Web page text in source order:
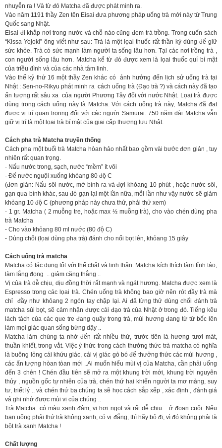
nhuyễn ra ! Và từ đó Matcha đã được phát minh ra.
Vào năm 1191 thầy Zen tên Eisai đưa phương pháp uống trà mới này từ Trung
Quốc sang Nhật.
Eisai đi khắp nơi trong nước và chỗ nào cũng đem trà trồng. Trong cuốn sách
“Kissa Yojoki” ông viết như sau: Trà là một lọai thuốc rất thần kỳ dùng để giữ
sức khỏe. Trà có sức mạnh làm người ta sống lâu hơn. Tại các nơi trồng trà ,
con người sống lâu hơn. Matcha kể từ đó được xem là lọai thuốc quí bí mật
của triều đình và của các nhà tâm linh.
Vào thế kỷ thứ 16 một thầy Zen khác có ảnh hưởng đến lịch sử uống trà tại
Nhật : Sen-no-Rikyu phát minh ra cách uống trà (Đạo trà ?) và cách này đã tạo
ấn tượng rất sâu xa của người Phương Tây đối với nước Nhật. Lọai trà được
dùng trong cách uống này là Matcha. Với cách uống trà này, Matcha đã đạt
được vị trí quan trọnng đối với các người Samurai. 750 năm dài Matcha vẫn
giữ vị trí là một lọai trà bí mật của giai cấp thượng lưu Nhật.
Cách pha trà Matcha truyền thống
Cách pha một buổi trà Matcha hòan hảo nhất bao gồm vài bước đơn giản , tuy
nhiên rất quan trọng.
- Nấu nước trong, sạch, nước “mềm” ít vôi
- Để nước nguội xuống khỏang 80 độ C
(đơn giản: Nấu sôi nước, mở bình ra và đợi khỏang 10 phút , hoặc nước sôi,
gạn qua bình khác, sau đó gạn lại một lần nữa, mỗi lần như vậy nước sẽ giảm
khỏang 10 độ C (phương pháp này chưa thử, phải thử xem)
- 1 gr. Matcha ( 2 muỗng tre, hoặc max ½ muỗng trà), cho vào chén dùng pha
trà Matcha
- Cho vào khỏang 80 ml nước (80 độ C)
- Dùng chổi (lọai dùng pha trà) đánh cho nổi bọt lên, khỏang 15 giây
Cách uống trà matcha
Matcha có tác dụng tốt với thể chất và tinh thần. Matcha kích thích làm tỉnh táo,
làm lắng đọng .. giảm căng thẳng ..
Vị của trà dễ chịu, dịu đồng thời rất mạnh và ngát hương. Matcha được xem là
Espresso trong các lọai trà. Chén uống trà không bao giờ nên rót đầy trà mà
chỉ đầy như khỏang 2 ngón tay chập lại. Ai đã từng thử dùng chổi đánh trà
matcha sủi bọt, sẽ cảm nhận được cái đạo trà của Nhật ở trong đó. Tiếng kêu
lách tách của các que tre đang quậy trong trà, mùi hương đang từ từ bốc lên
làm mọi giác quan sống bừng dậy ..
Matcha làm chúng ta nhớ đến rất nhiều thứ, trước tiên là hương tươi mát,
thuần khiết, trong vắt. Việc ý thức trong cách thưởng thức trà matcha có nghĩa
là buông lỏng cái khứu giác, cái vị giác gò bó để thưởng thức các mùi hương ,
các ấn tượng hòan tòan mới ..Ai muốn hiểu mùi vị của Matcha, cần phải uống
đến 3 chén ! Chén đầu tiên sẽ mở ra một khung trời mới, khung trời nguyên
thủy , nguồn gốc tự nhiên của trà, chén thứ hai khiến người ta mơ màng, suy
tư, triết lý .. và chén thứ ba chúng ta sẽ học cách sắp xếp , xác định , đánh giá
vả ghi nhớ được mùi vị của chúng ..
Trà Matcha có màu xanh đậm, vị hơi ngọt và rất dễ chịu .. ở đọan cuối. Nếu
bạn uống phải thứ trà không xanh, có vị đắng, thì hãy bỏ đi, vì đó không phải là
bột trà xanh Matcha !
Chất lượng